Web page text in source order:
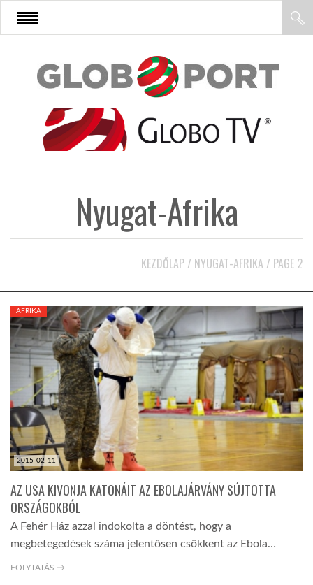
FŐOLDAL
AFRIKA
KÖZEL-KELET
AUSZTRÁLIA
A VILÁG ITTHON
GLOBOTV BP
Nyugat-Afrika
KEZDŐLAP / NYUGAT-AFRIKA / PAGE 2
2015-02-11
AFRIKA
AZ USA KIVONJA KATONÁIT AZ EBOLAJÁRVÁNY SÚJTOTTA
ORSZÁGOKBÓL
A Fehér Ház azzal indokolta a döntést, hogy a
megbetegedések száma jelentősen csökkent az Ebola…
FOLYTATÁS →